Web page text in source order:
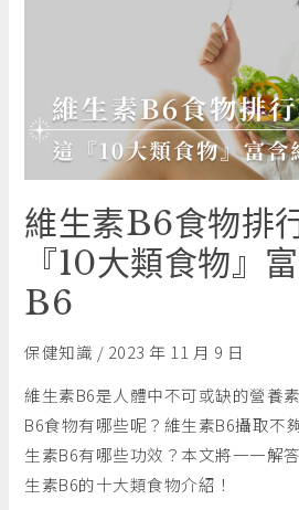
維生素B6食物排
『10大類食物』
B6
保健知識 / 2023 年 11 月 9 日
維生素B6是人體中不可或缺的營養
B6食物有哪些呢？維生素B6攝取不
生素B6有哪些功效？本文將一一解
生素B6的十大類食物介紹！